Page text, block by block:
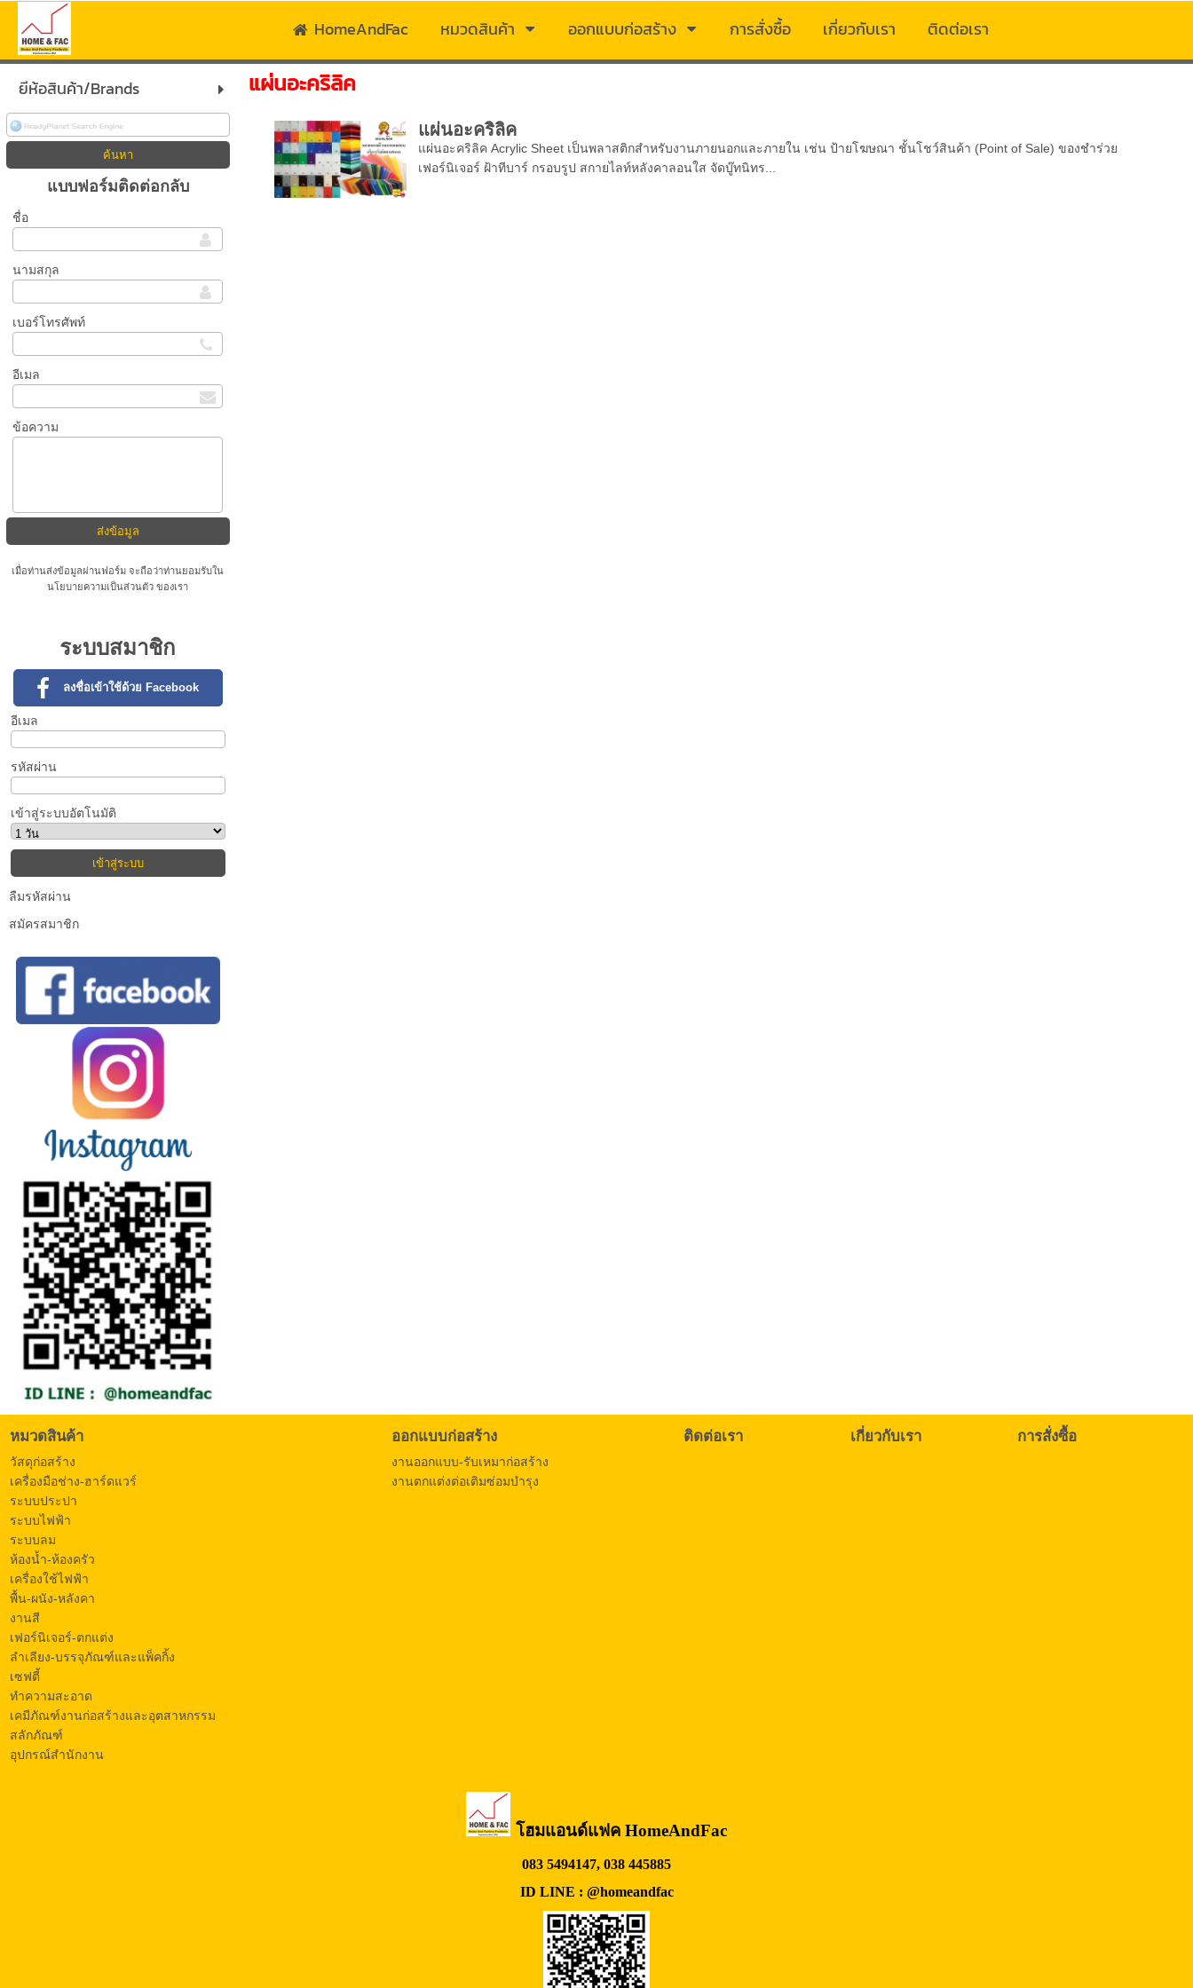
HomeAndFac หมวดสินค้า ออกแบบก่อสร้าง การสั่งซื้อ เกี่ยวกับเรา ติดต่อเรา
ยีห้อสินค้า/Brands
แบบฟอร์มติดต่อกลับ
ชื่อ
นามสกุล
เบอร์โทรศัพท์
อีเมล
ข้อความ
เมื่อท่านส่งข้อมูลผ่านฟอร์ม จะถือว่าท่านยอมรับใน
นโยบายความเป็นส่วนตัวของเรา
ระบบสมาชิก
ลงชื่อเข้าใช้ด้วย Facebook
อีเมล
รหัสผ่าน
เข้าสู่ระบบอัตโนมัติ
ลืมรหัสผ่าน
สมัครสมาชิก
แผ่นอะคริลิค
แผ่นอะคริลิค
แผ่นอะคริลิค Acrylic Sheet เป็นพลาสติกสำหรับงานภายนอกและภายใน เช่น ป้ายโฆษณา ชั้นโชว์สินค้า (Point of Sale) ของชำร่วย
เฟอร์นิเจอร์ ฝ้าทีบาร์ กรอบรูป สกายไลท์หลังคาลอนใส จัดบู๊ทนิทร...
หมวดสินค้า
วัสดุก่อสร้าง
เครื่องมือช่าง-ฮาร์ดแวร์
ระบบประปา
ระบบไฟฟ้า
ระบบลม
ห้องน้ำ-ห้องครัว
เครื่องใช้ไฟฟ้า
พื้น-ผนัง-หลังคา
งานสี
เฟอร์นิเจอร์-ตกแต่ง
ลำเลียง-บรรจุภัณฑ์และแพ็คกิ้ง
เซฟตี้
ทำความสะอาด
เคมีภัณฑ์งานก่อสร้างและอุตสาหกรรม
สลักภัณฑ์
อุปกรณ์สำนักงาน
ออกแบบก่อสร้าง
งานออกแบบ-รับเหมาก่อสร้าง
งานตกแต่งต่อเติมซ่อมบำรุง
ติดต่อเรา เกี่ยวกับเรา การสั่งซื้อ
โฮมแอนด์แฟค HomeAndFac
083 5494147, 038 445885
ID LINE : @homeandfac